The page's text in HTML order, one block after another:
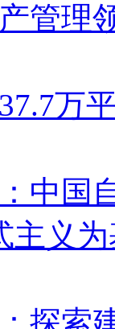
管理
万
中国
主义